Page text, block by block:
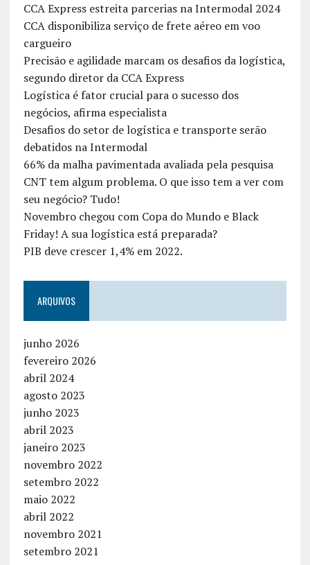
CCA Express estreita parcerias na Intermodal 2024
CCA disponibiliza serviço de frete aéreo em voo
cargueiro
Precisão e agilidade marcam os desafios da logística,
segundo diretor da CCA Express
Logística é fator crucial para o sucesso dos
negócios, afirma especialista
Desafios do setor de logística e transporte serão
debatidos na Intermodal
66% da malha pavimentada avaliada pela pesquisa
CNT tem algum problema. O que isso tem a ver com
seu negócio? Tudo!
Novembro chegou com Copa do Mundo e Black
Friday! A sua logística está preparada?
PIB deve crescer 1,4% em 2022.
ARQUIVOS
junho 2026
fevereiro 2026
abril 2024
agosto 2023
junho 2023
abril 2023
janeiro 2023
novembro 2022
setembro 2022
maio 2022
abril 2022
novembro 2021
setembro 2021